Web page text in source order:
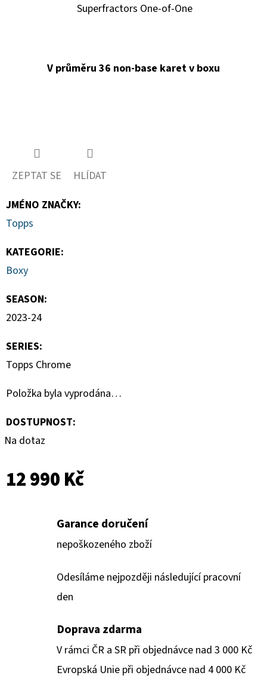
Superfractors One-of-One
V průměru 36 non-base karet v boxu
ZEPTAT SE
HLÍDAT
JMÉNO ZNAČKY:
Topps
KATEGORIE:
Boxy
SEASON:
2023-24
SERIES:
Topps Chrome
Položka byla vyprodána…
DOSTUPNOST:
Na dotaz
12 990 Kč
Garance doručení
nepoškozeného zboží
Odesíláme nejpozději následující pracovní
den
Doprava zdarma
V rámci ČR a SR při objednávce nad 3 000 Kč
Evropská Unie při objednávce nad 4 000 Kč